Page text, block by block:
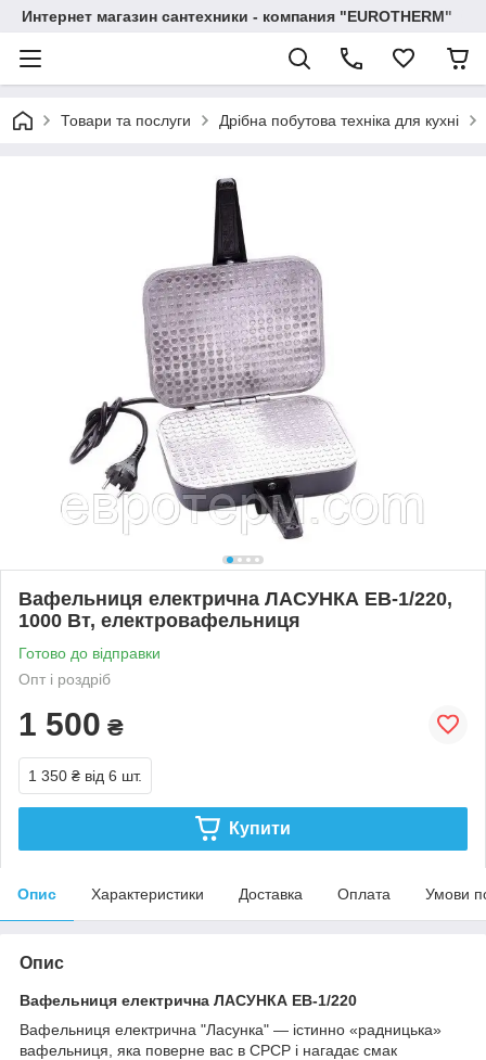
Интернет магазин сантехники - компания "EUROTHERM"
Товари та послуги Дрібна побутова техніка для кухні
Вафельниця електрична ЛАСУНКА ЕВ-1/220,
1000 Вт, електровафельниця
Готово до відправки
Опт і роздріб
1 500 ₴
1 350 ₴ від 6 шт.
Купити
Опис Характеристики Доставка Оплата Умови
Опис
Вафельниця електрична ЛАСУНКА ЕВ-1/220
Вафельниця електрична "Ласунка" — істинно «радницька»
вафельниця, яка поверне вас в СРСР і нагадає смак